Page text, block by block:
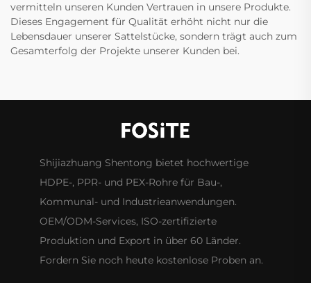
vermitteln unseren Kunden Vertrauen in unsere Produkte.
Dieses Engagement für Qualität erhöht nicht nur die
Lebensdauer unserer Sattelstücke, sondern trägt auch zum
Gesamterfolg der Projekte unserer Kunden bei.
Shijiazhuang Shentong bietet hochwertige
HDPE-, PPR- und PEX-Rohre für Bau-,
Kommunal- und Industrieanwendungen.
OEM/ODM-Services, ISO-zertifizierte
Produktion und Export in über 60 Länder.
Fordern Sie noch heute kostenlose Proben an.